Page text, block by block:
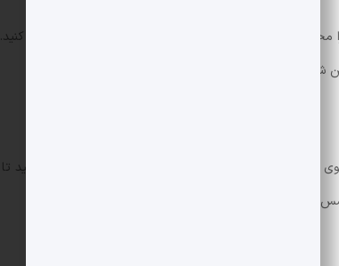
مخلوط کرده و پس از یکدست شدن سس به مرغ ها اضافه کنید.
شوید که سس روی مرغ پخش شده است.
پس از افزودن سس، درب آن را گذاشته و اجازه دهید مرغ ها روی حرارت متوسط ​​بپزند. آب مرغ را هر 10 دقیقه یکبار چک کنید تا
غلیظ سرو کنید.